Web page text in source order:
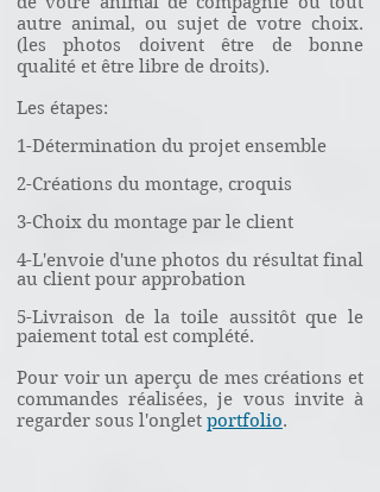
autre animal, ou sujet de votre choix.
(les photos doivent être de bonne
qualité et être libre de droits).
Les étapes:
1-Détermination du projet ensemble
2-Créations du montage, croquis
3-Choix du montage par le client
4-L'envoie d'une photos du résultat final
au client pour approbation
5-Livraison de la toile aussitôt que le
paiement total est complété.
Pour voir un aperçu de mes créations et
commandes réalisées, je vous invite à
regarder sous l'onglet portfolio.